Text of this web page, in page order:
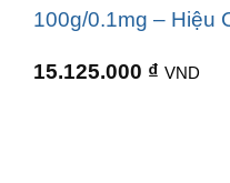
100g/0.1mg – Hiệu
15.125.000 ₫ VND